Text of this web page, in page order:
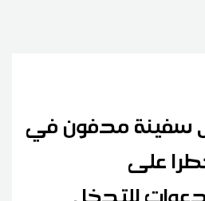
مدفون في
على